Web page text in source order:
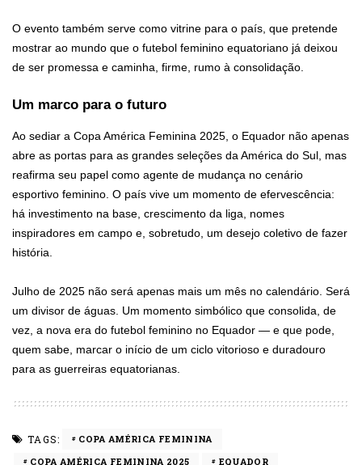
O evento também serve como vitrine para o país, que pretende
mostrar ao mundo que o futebol feminino equatoriano já deixou
de ser promessa e caminha, firme, rumo à consolidação.
Um marco para o futuro
Ao sediar a Copa América Feminina 2025, o Equador não apenas
abre as portas para as grandes seleções da América do Sul, mas
reafirma seu papel como agente de mudança no cenário
esportivo feminino. O país vive um momento de efervescência:
há investimento na base, crescimento da liga, nomes
inspiradores em campo e, sobretudo, um desejo coletivo de fazer
história.
Julho de 2025 não será apenas mais um mês no calendário. Será
um divisor de águas. Um momento simbólico que consolida, de
vez, a nova era do futebol feminino no Equador — e que pode,
quem sabe, marcar o início de um ciclo vitorioso e duradouro
para as guerreiras equatorianas.
TAGS:
COPA AMÉRICA FEMININA
COPA AMÉRICA FEMININA 2025
EQUADOR